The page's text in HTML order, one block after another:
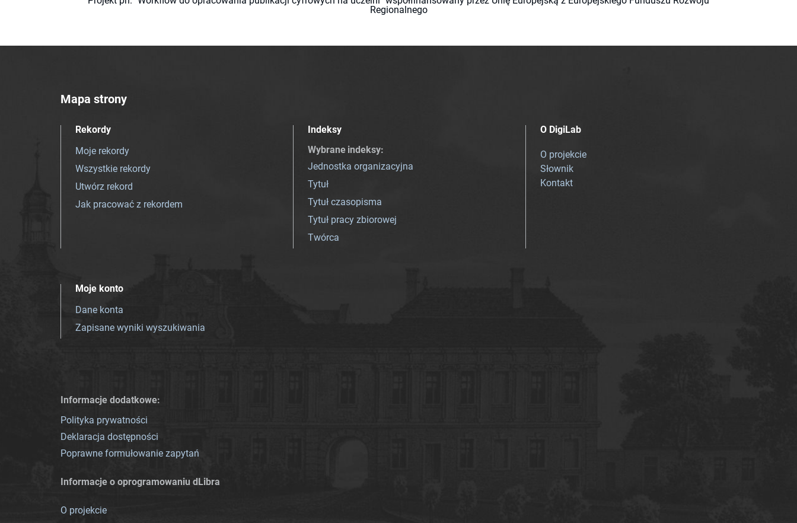
Regionalnego
Mapa strony
Rekordy
Moje rekordy
Wszystkie rekordy
Utwórz rekord
Jak pracować z rekordem
Indeksy
Wybrane indeksy:
Jednostka organizacyjna
Tytuł
Tytuł czasopisma
Tytuł pracy zbiorowej
Twórca
O DigiLab
O projekcie
Słownik
Kontakt
Moje konto
Dane konta
Zapisane wyniki wyszukiwania
Informacje dodatkowe:
Polityka prywatności
Deklaracja dostępności
Poprawne formułowanie zapytań
Informacje o oprogramowaniu dLibra
O projekcie